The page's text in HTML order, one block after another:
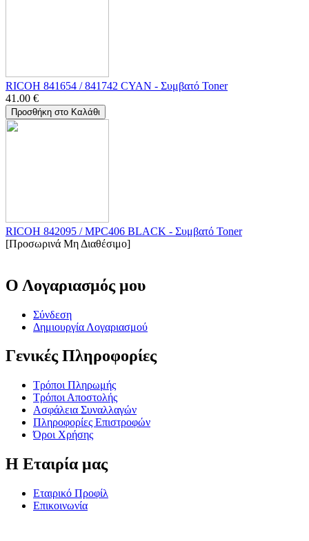
RICOH 841654 / 841742 CYAN - Συμβατό Toner
41.00 €
Προσθήκη στο Καλάθι
RICOH 842095 / MPC406 BLACK - Συμβατό Toner
[Προσωρινά Μη Διαθέσιμο]
Ο Λογαριασμός μου
Σύνδεση
Δημιουργία Λογαριασμού
Γενικές Πληροφορίες
Τρόποι Πληρωμής
Τρόποι Αποστολής
Ασφάλεια Συναλλαγών
Πληροφορίες Επιστροφών
Όροι Χρήσης
Η Εταιρία μας
Εταιρικό Προφίλ
Επικοινωνία